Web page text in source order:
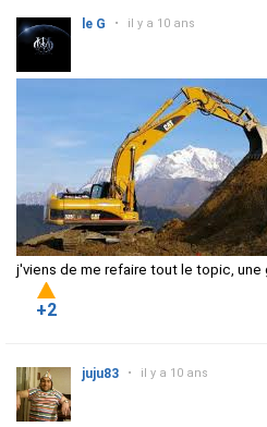
le G • il y a 10 ans
j'viens de me refaire tout le topic, une
+2
juju83 • il y a 10 ans